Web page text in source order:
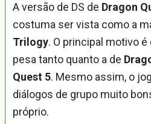
A versão de DS de Dragon
costuma ser vista como a
Trilogy. O principal motivo
pesa tanto quanto a de
Quest 5. Mesmo assim, o
diálogos de grupo muito
próprio.